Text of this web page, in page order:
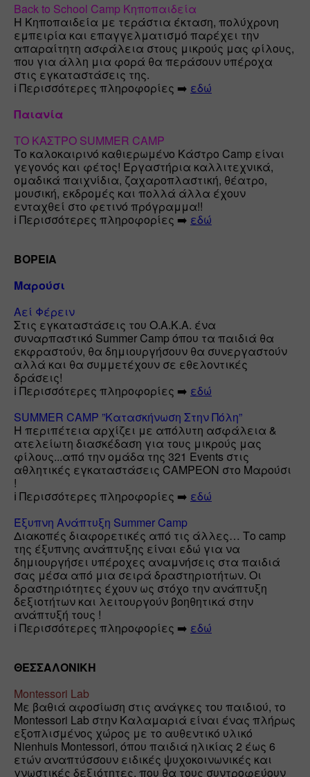
Back to School Camp Κηποπαιδεία
Η Κηποπαιδεία με τεράστια έκταση, πολύχρονη
εμπειρία και επαγγελματισμό παρέχει την
απαραίτητη ασφάλεια στους μικρούς μας φίλους,
που για άλλη μια φορά θα περάσουν υπέροχα
στις εγκαταστάσεις της.
ℹ️ Περισσότερες πληροφορίες ➡️ εδώ
Παιανία
ΤΟ ΚΑΣΤΡΟ SUMMER CAMP
Το καλοκαιρινό καθιερωμένο Κάστρο Camp είναι
γεγονός και φέτος! Εργαστήρια καλλιτεχνικά,
ομαδικά παιχνίδια, ζαχαροπλαστική, θέατρο,
μουσική, εκδρομές και πολλά άλλα έχουν
ενταχθεί στο φετινό πρόγραμμα!!
ℹ️ Περισσότερες πληροφορίες ➡️ εδώ
ΒΟΡΕΙΑ
Μαρούσι
Αεί Φέρειν
Στις εγκαταστάσεις του Ο.Α.Κ.Α. ένα
συναρπαστικό Summer Camp όπου τα παιδιά θα
εκφραστούν, θα δημιουργήσουν θα συνεργαστούν
αλλά και θα συμμετέχουν σε εθελοντικές
δράσεις!
ℹ️ Περισσότερες πληροφορίες ➡️ εδώ
SUMMER CAMP ”Κατασκήνωση Στην Πόλη”
H περιπέτεια αρχίζει με απόλυτη ασφάλεια &
ατελείωτη διασκέδαση για τους μικρούς μας
φίλους...από την ομάδα της 321 Events στις
αθλητικές εγκαταστάσεις CAMPEON στο Μαρούσι
!
ℹ️ Περισσότερες πληροφορίες ➡️ εδώ
Έξυπνη Ανάπτυξη Summer Camp
Διακοπές διαφορετικές από τις άλλες… Το camp
της έξυπνης ανάπτυξης είναι εδώ για να
δημιουργήσει υπέροχες αναμνήσεις στα παιδιά
σας μέσα από μια σειρά δραστηριοτήτων. Οι
δραστηριότητες έχουν ως στόχο την ανάπτυξη
δεξιοτήτων και λειτουργούν βοηθητικά στην
ανάπτυξή τους !
ℹ️ Περισσότερες πληροφορίες ➡️ εδώ
ΘΕΣΣΑΛΟΝΙΚΗ
Montessori Lab
Με βαθιά αφοσίωση στις ανάγκες του παιδιού, το
Montessori Lab στην Καλαμαριά είναι ένας πλήρως
εξοπλισμένος χώρος με το αυθεντικό υλικό
Nienhuis Montessori, όπου παιδιά ηλικίας 2 έως 6
ετών αναπτύσσουν ειδικές ψυχοκοινωνικές και
γνωστικές δεξιότητες, που θα τους συντροφεύουν